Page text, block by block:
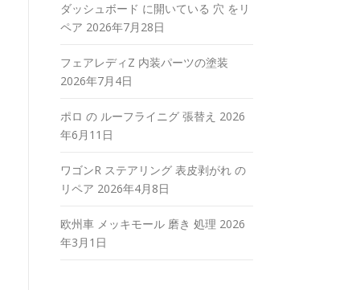
ダッシュボード に開いている 穴 をリ
ペア 2026年7月28日
フェアレディZ 内装パーツの塗装
2026年7月4日
ポロ の ルーフライニグ 張替え 2026
年6月11日
ワゴンR ステアリング 表皮剥がれ の
リペア 2026年4月8日
欧州車 メッキモール 磨き 処理 2026
年3月1日